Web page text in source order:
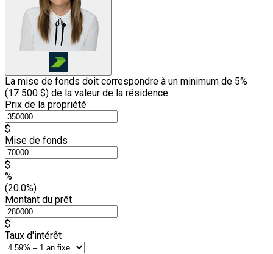
La mise de fonds doit correspondre à un minimum de 5%
(17 500 $) de la valeur de la résidence.
Prix de la propriété
$
Mise de fonds
$
%
(20.0%)
Montant du prêt
$
Taux d'intérêt